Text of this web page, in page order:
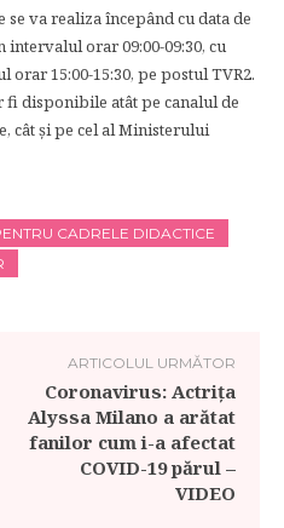
va realiza începând cu data de
orar 09:00-09:30, cu
15:00-15:30, pe postul TVR2.
fi disponibile atât pe canalul de
cât și pe cel al Ministerului
CADRELE DIDACTICE
ARTICOLUL URMĂTOR
Coronavirus: Actrița
Alyssa Milano a arătat
fanilor cum i-a afectat
COVID-19 părul –
VIDEO